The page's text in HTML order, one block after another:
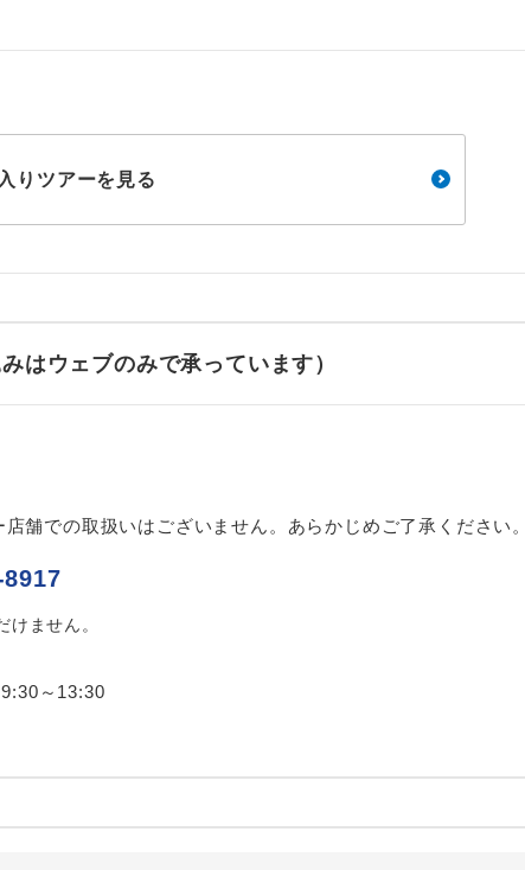
りツアーを見る
はウェブのみで承っています）
舗での取扱いはございません。あらかじめご了承ください。
ません。
～13:30
1名様1室利用でも追加料金がかからないコースです。
利用航空会社が指定なので、ご出発の計画にとても便利で
ご紹介するホテルを指定したコースです。
おひとり様でバス席を2席利⽤できます。